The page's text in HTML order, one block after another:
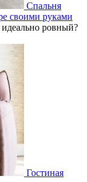
Спальня
своими руками
ровный?
Гостиная